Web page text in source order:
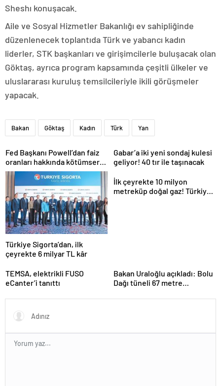
Sheshı konuşacak.
Aile ve Sosyal Hizmetler Bakanlığı ev sahipliğinde
düzenlenecek toplantıda Türk ve yabancı kadın
liderler, STK başkanları ve girişimcilerle buluşacak olan
Göktaş, ayrıca program kapsamında çeşitli ülkeler ve
uluslararası kuruluş temsilcileriyle ikili görüşmeler
yapacak.
Bakan Göktaş Kadın Türk Yan
Fed Başkanı Powell’dan faiz
oranları hakkında kötümser
açıklama
Gabar’a iki yeni sondaj kulesi
geliyor! 40 tır ile taşınacak
Türkiye Sigorta’dan, ilk
çeyrekte 6 milyar TL kâr
İlk çeyrekte 10 milyon
metreküp doğal gaz! Türkiye
TEMSA, elektrikli FUSO
eCanter’i tanıttı
Bakan Uraloğlu açıkladı: Bolu
Dağı tüneli 67 metre